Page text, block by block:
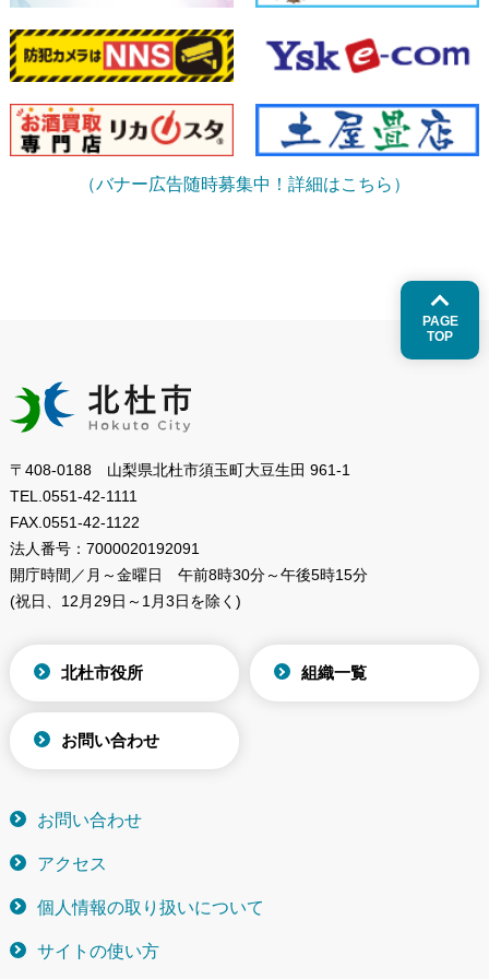
（バナー広告随時募集中！詳細はこちら）
PAGE
TOP
〒408-0188 山梨県北杜市須玉町大豆生田 961-1
TEL. 0551-42-1111
FAX. 0551-42-1122
法人番号： 7000020192091
開庁時間／月～金曜日
午前8時30分～午後5時15分
(祝日、12月29日～1月3日を除く)
北杜市役所 組織一覧
お問い合わせ
お問い合わせ
アクセス
個人情報の取り扱いについて
サイトの使い方